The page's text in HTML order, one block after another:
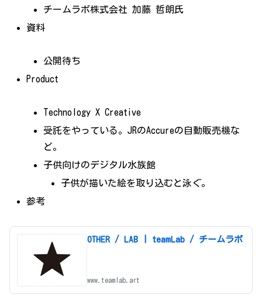
チームラボ株式会社 加藤 哲朗氏
資料
公開待ち
Product
Technology X Creative
受託をやっている。JRのAccureの自動販売機な
ど。
子供向けのデジタル水族館
子供が描いた絵を取り込むと泳ぐ。
参考
OTHER / LAB | teamLab / チームラボ
www.teamlab.art